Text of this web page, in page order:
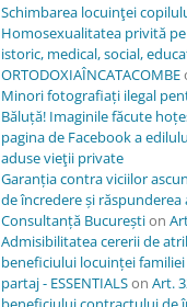
Schimbarea locuinţei
Homosexualitatea privită
istoric, medical, social,
ORTODOXIAÎNCATACOMBE
Minori fotografiați ilegal
Băluță! Imaginile făcute
pagina de Facebook a
aduse vieţii private
Garanția contra viciilor
de încredere și
Consultanță Bucureștion
Admisibilitatea cererii de
beneficiului locuinței
partaj - ESSENTIALSon Art.